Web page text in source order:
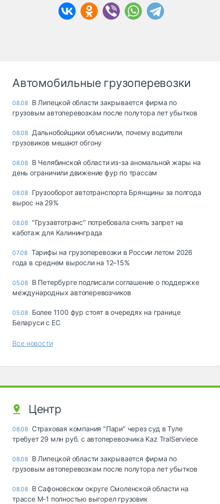
Автомобильные грузоперевозки
08.08 В Липецкой области закрывается фирма по
грузовым автоперевозкам после полутора лет убытков
08.08 Дальнобойщики объяснили, почему водители
грузовиков мешают обгону
08.08 В Челябинской области из-за аномальной жары на
день ограничили движение фур по трассам
08.08 Грузооборот автотранспорта Брянщины за полгода
вырос на 29%
08.08 "Грузавтотранс" потребовала снять запрет на
каботаж для Калининграда
07.08 Тарифы на грузоперевозки в России летом 2026
года в среднем выросли на 12–15%
05.08 В Петербурге подписали соглашение о поддержке
международных автоперевозчиков
05.08 Более 1100 фур стоят в очередях на границе
Беларуси с ЕС
Все новости
Центр
08.08 Страховая компания "Пари" через суд в Туле
требует 29 млн руб. с автоперевозчика Kaz TralServiece
08.08 В Липецкой области закрывается фирма по
грузовым автоперевозкам после полутора лет убытков
08.08 В Сафоновском округе Смоленской области на
трассе М-1 полностью выгорел грузовик